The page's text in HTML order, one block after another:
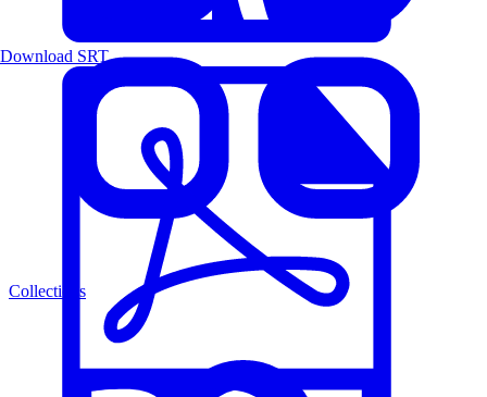
Collections
Download SRT